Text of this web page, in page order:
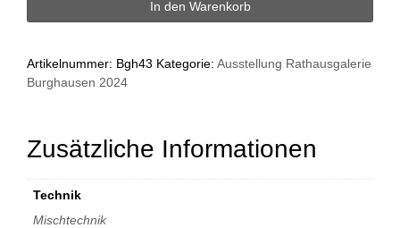
gelbe
Menge
In den Warenkorb
Artikelnummer: Bgh43 Kategorie: Ausstellung Rathausgalerie
Burghausen 2024
Zusätzliche Informationen
Technik
Mischtechnik